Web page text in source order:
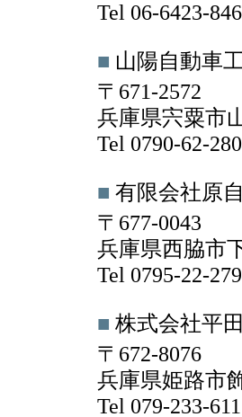
Tel 06-6423-
■ 山陽自動車
〒671-2572
兵庫県宍粟市
Tel 0790-62-
■ 有限会社原
〒677-0043
兵庫県西脇市
Tel 0795-22-
■ 株式会社平
〒672-8076
兵庫県姫路市
Tel 079-233-